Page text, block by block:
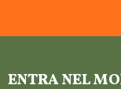
ENTRA NEL